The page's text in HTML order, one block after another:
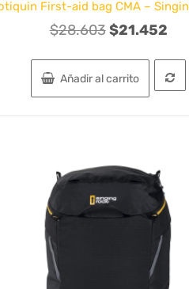
First-aid bag CMA –
$28.603El
original
era:
$21.452El
es:
Añadir al carrito